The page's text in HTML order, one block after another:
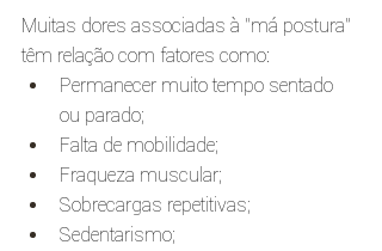
Muitas dores associadas à “má postura”
têm relação com fatores como:
Permanecer muito tempo sentado
ou parado;
Falta de mobilidade;
Fraqueza muscular;
Sobrecargas repetitivas;
Sedentarismo;